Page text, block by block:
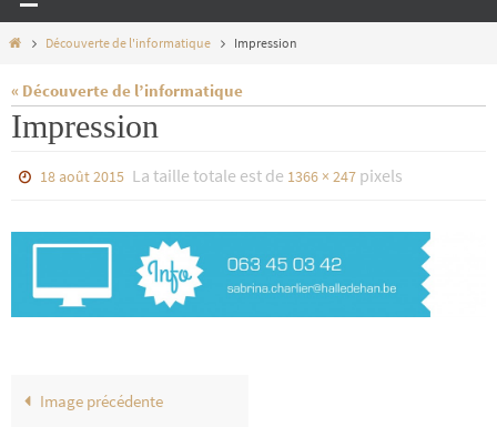
HomeDécouverte de l'informatique Impression
« Découverte de l’informatique
Impression
18 août 2015 La taille totale est de 1366 × 247 pixels
Image précédente